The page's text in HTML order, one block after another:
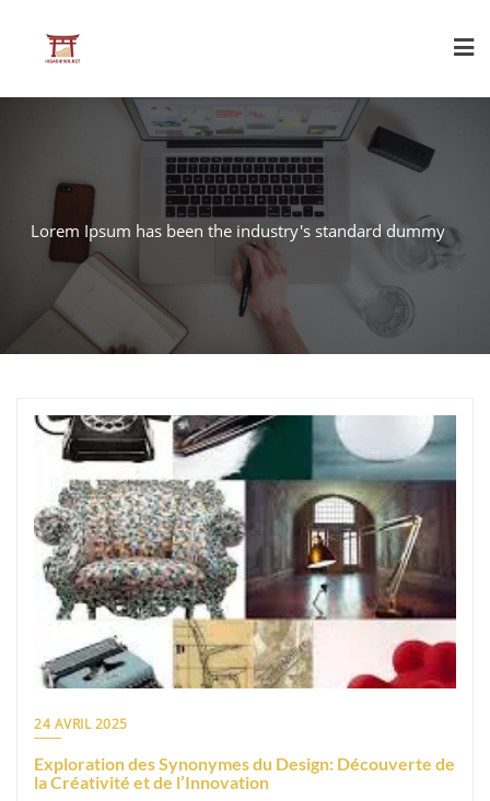
content
Lorem Ipsum has been the industry's standard dummy
24 AVRIL 2025
Exploration des Synonymes du Design: Découverte de
la Créativité et de l’Innovation